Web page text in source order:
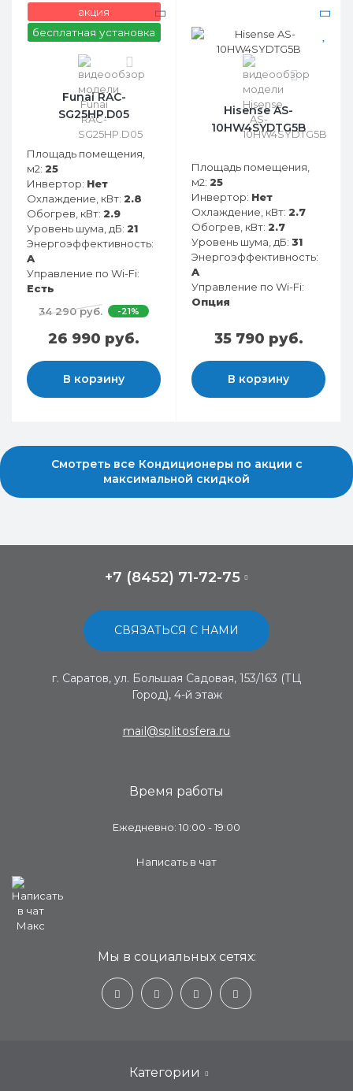
акция
бесплатная установка
Funai RAC-
SG25HP.D05
Площадь помещения,
м2: 25
Инвертор: Нет
Охлаждение, кВт: 2.8
Обогрев, кВт: 2.9
Уровень шума, дБ: 21
Энергоэффективность:
A
Управление по Wi-Fi:
Есть
34 290 руб.
-21%
26 990 руб.
В корзину
0
Hisense AS-
10HW4SYDTG5B
Площадь помещения,
м2: 25
Инвертор: Нет
Охлаждение, кВт: 2.7
Обогрев, кВт: 2.7
Уровень шума, дБ: 31
Энергоэффективность:
A
Управление по Wi-Fi:
Опция
35 790 руб.
В корзину
Смотреть все Кондиционеры по акции с
максимальной скидкой
+7 (8452) 71-72-75
СВЯЗАТЬСЯ С НАМИ
г. Саратов, ул. Большая Садовая, 153/163 (ТЦ
Город), 4-й этаж
mail@splitosfera.ru
Категории
Время работы
Ежедневно: 10:00 - 19:00
Написать в чат
Мы в социальных сетях: